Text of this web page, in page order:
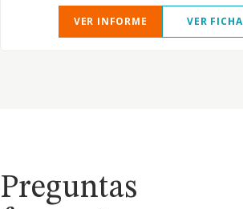
VER INFORME VER FICHA
Preguntas